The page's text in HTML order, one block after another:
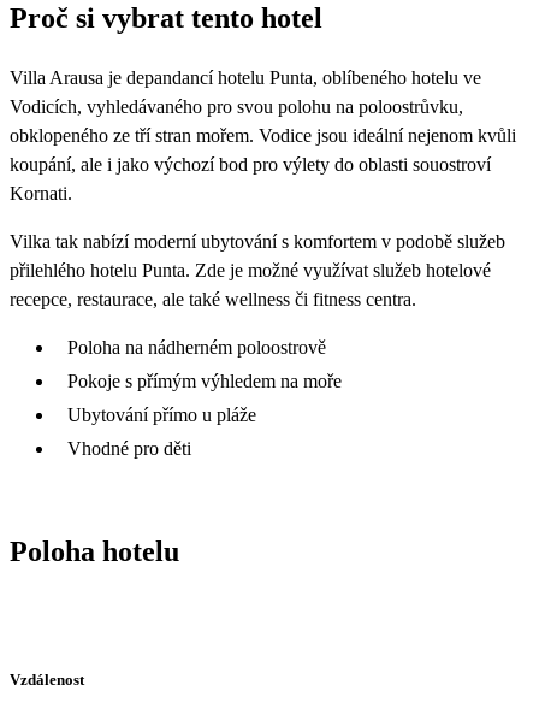
Proč si vybrat tento hotel
Villa Arausa je depandancí hotelu Punta, oblíbeného hotelu ve
Vodicích, vyhledávaného pro svou polohu na poloostrůvku,
obklopeného ze tří stran mořem. Vodice jsou ideální nejenom kvůli
koupání, ale i jako výchozí bod pro výlety do oblasti souostroví
Kornati.
Vilka tak nabízí moderní ubytování s komfortem v podobě služeb
přilehlého hotelu Punta. Zde je možné využívat služeb hotelové
recepce, restaurace, ale také wellness či fitness centra.
Poloha na nádherném poloostrově
Pokoje s přímým výhledem na moře
Ubytování přímo u pláže
Vhodné pro děti
Poloha hotelu
Vzdálenost